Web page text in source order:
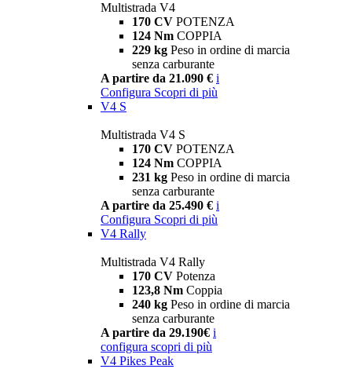
Multistrada V4
170 CV POTENZA
124 Nm COPPIA
229 kg Peso in ordine di marcia
senza carburante
A partire da 21.090 € i
Configura Scopri di più
V4 S
Multistrada V4 S
170 CV POTENZA
124 Nm COPPIA
231 kg Peso in ordine di marcia
senza carburante
A partire da 25.490 € i
Configura Scopri di più
V4 Rally
Multistrada V4 Rally
170 CV Potenza
123,8 Nm Coppia
240 kg Peso in ordine di marcia
senza carburante
A partire da 29.190€ i
configura scopri di più
V4 Pikes Peak